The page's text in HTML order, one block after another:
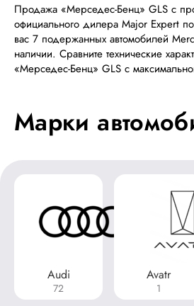
Продажа «Мерседес-Бенц» GLS с
официального дилера Major Expert
вас 7 подержанных автомобилей
наличии. Сравните технические
«Мерседес-Бенц» GLS с
Марки
Audi
72
Avatr
1